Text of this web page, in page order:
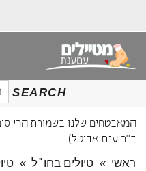
SEARCH
ד"ר ענת אביטל)
ראשי » טיולים בחו"ל »